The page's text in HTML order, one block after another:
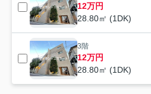
12万円
28.80㎡ (1DK)
3階
12万円
28.80㎡ (1DK)